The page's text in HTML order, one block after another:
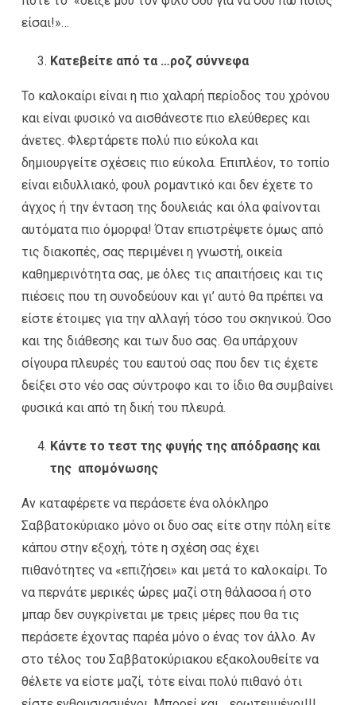
είσαι!»…
Κατεβείτε από τα …ροζ σύννεφα
Το καλοκαίρι είναι η πιο χαλαρή περίοδος του χρόνου
και είναι φυσικό να αισθάνεστε πιο ελεύθερες και
άνετες. Φλερτάρετε πολύ πιο εύκολα και
δημιουργείτε σχέσεις πιο εύκολα. Επιπλέον, το τοπίο
είναι ειδυλλιακό, φουλ ρομαντικό και δεν έχετε το
άγχος ή την ένταση της δουλειάς και όλα φαίνονται
αυτόματα πιο όμορφα! Όταν επιστρέψετε όμως από
τις διακοπές, σας περιμένει η γνωστή, οικεία
καθημερινότητα σας, με όλες τις απαιτήσεις και τις
πιέσεις που τη συνοδεύουν και γι’ αυτό θα πρέπει να
είστε έτοιμες για την αλλαγή τόσο του σκηνικού. Όσο
και της διάθεσης και των δυο σας. Θα υπάρχουν
σίγουρα πλευρές του εαυτού σας που δεν τις έχετε
δείξει στο νέο σας σύντροφο και το ίδιο θα συμβαίνει
φυσικά και από τη δική του πλευρά.
Κάντε το τεστ της φυγής της απόδρασης και
της απομόνωσης
Αν καταφέρετε να περάσετε ένα ολόκληρο
Σαββατοκύριακο μόνο οι δυο σας είτε στην πόλη είτε
κάπου στην εξοχή, τότε η σχέση σας έχει
πιθανότητες να «επιζήσει» και μετά το καλοκαίρι. Το
να περνάτε μερικές ώρες μαζί στη θάλασσα ή στο
μπαρ δεν συγκρίνεται με τρεις μέρες που θα τις
περάσετε έχοντας παρέα μόνο ο ένας τον άλλο. Αν
στο τέλος του Σαββατοκύριακου εξακολουθείτε να
θέλετε να είστε μαζί, τότε είναι πολύ πιθανό ότι